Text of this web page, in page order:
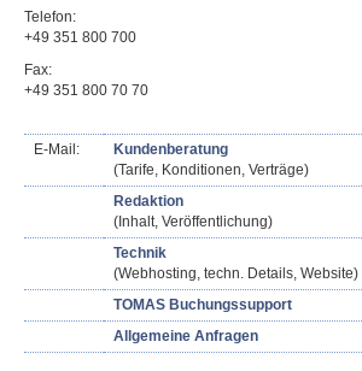
Telefon:
+49 351 800 700
Fax:
+49 351 800 70 70
E-Mail:
Kundenberatung
(Tarife, Konditionen, Verträge)
Redaktion
(Inhalt, Veröffentlichung)
Technik
(Webhosting, techn. Details, Website)
TOMAS Buchungssupport
Allgemeine Anfragen